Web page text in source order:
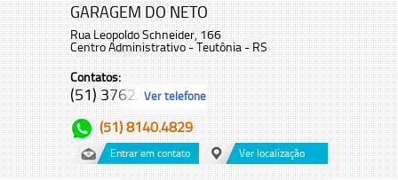
GARAGEM DO NETO
Rua Leopoldo Schneider, 166
Centro Administrativo - Teutônia - RS
Contatos:
(51) 3762.8...Ver telefone
(51) 8140.4829
Entrar em contato Ver localização